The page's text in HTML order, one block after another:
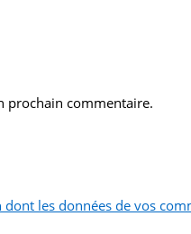
prochain commentaire.
dont les données de vos